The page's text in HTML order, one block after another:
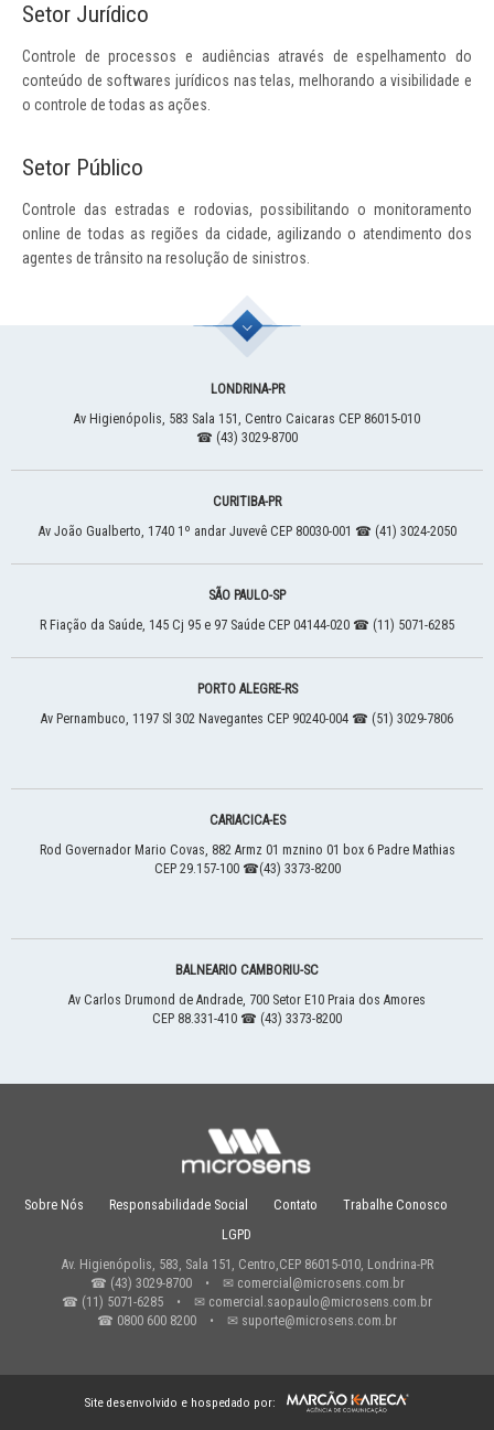
Setor Jurídico
Controle de processos e audiências através de espelhamento do
conteúdo de softwares jurídicos nas telas, melhorando a visibilidade e
o controle de todas as ações.
Setor Público
Controle das estradas e rodovias, possibilitando o monitoramento
online de todas as regiões da cidade, agilizando o atendimento dos
agentes de trânsito na resolução de sinistros.
LONDRINA-PR
Av Higienópolis, 583 Sala 151, Centro Caicaras CEP 86015-010
☎ (43) 3029-8700
CURITIBA-PR
Av João Gualberto, 1740 1º andar Juvevê CEP 80030-001 ☎ (41) 3024-2050
SÃO PAULO-SP
R Fiação da Saúde, 145 Cj 95 e 97 Saúde CEP 04144-020 ☎ (11) 5071-6285
PORTO ALEGRE-RS
Av Pernambuco, 1197 Sl 302 Navegantes CEP 90240-004 ☎ (51) 3029-7806
CARIACICA-ES
Rod Governador Mario Covas, 882 Armz 01 mznino 01 box 6 Padre Mathias
CEP 29.157-100 ☎(43) 3373-8200
BALNEARIO CAMBORIU-SC
Av Carlos Drumond de Andrade, 700 Setor E10 Praia dos Amores
CEP 88.331-410 ☎ (43) 3373-8200
Sobre Nós Responsabilidade Social Contato
Trabalhe Conosco
LGPD
Av. Higienópolis, 583, Sala 151, Centro,CEP 86015-010, Londrina-PR
☎ (43) 3029-8700• ✉ comercial@microsens.com.br
☎ (11) 5071-6285 • ✉ comercial.saopaulo@microsens.com.br
☎ 0800 600 8200 • ✉ suporte@microsens.com.br
Site desenvolvido e hospedado por: